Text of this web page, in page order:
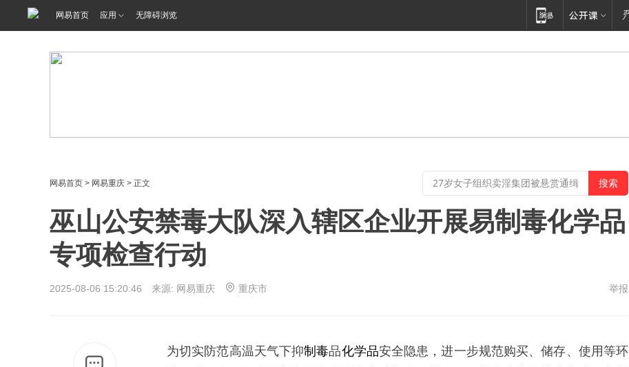
网易首页 应用 无障碍浏览
网易首页 > 网易重庆 > 正文
巫山公安禁毒大队深入辖区企业开展易制毒化学品
专项检查行动
2025-08-06 15:20:46 来源: 网易重庆 重庆市 举报
为切实防范高温天气下抑制毒品化学品安全隐患，进一步规范购买、储存、使用等环